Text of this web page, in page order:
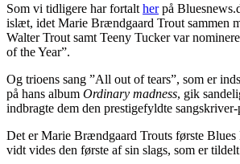
Som vi tidligere har fortalt herpå
islæt, idet Marie Brændgaard Trout sammen
Walter Trout samt Teeny Tucker var
of the Year”.
Og trioens sang ”All out of tears”, som er
på hans album Ordinary madness, gik
indbragte dem den prestigefyldte sangskriver-
Det er Marie Brændgaard Trouts første Blues
vidt vides den første af sin slags, som er